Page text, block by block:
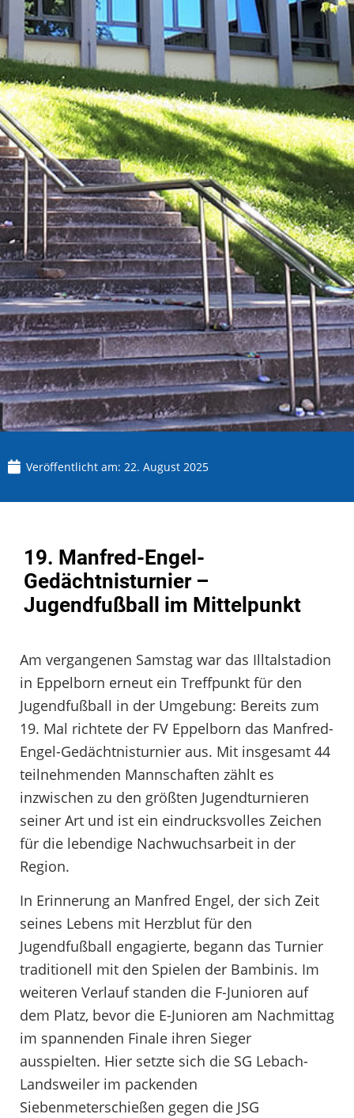
Veröffentlicht am: 22. August 2025
19. Manfred-Engel-
Gedächtnisturnier –
Jugendfußball im Mittelpunkt
Am vergangenen Samstag war das Illtalstadion
in Eppelborn erneut ein Treffpunkt für den
Jugendfußball in der Umgebung: Bereits zum
19. Mal richtete der FV Eppelborn das Manfred-
Engel-Gedächtnisturnier aus. Mit insgesamt 44
teilnehmenden Mannschaften zählt es
inzwischen zu den größten Jugendturnieren
seiner Art und ist ein eindrucksvolles Zeichen
für die lebendige Nachwuchsarbeit in der
Region.
In Erinnerung an Manfred Engel, der sich Zeit
seines Lebens mit Herzblut für den
Jugendfußball engagierte, begann das Turnier
traditionell mit den Spielen der Bambinis. Im
weiteren Verlauf standen die F-Junioren auf
dem Platz, bevor die E-Junioren am Nachmittag
im spannenden Finale ihren Sieger
ausspielten. Hier setzte sich die SG Lebach-
Landsweiler im packenden
Siebenmeterschießen gegen die JSG